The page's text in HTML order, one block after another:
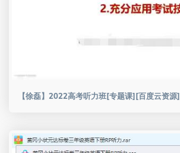
【徐磊】2022高考听力班[专题课][百度云资源]